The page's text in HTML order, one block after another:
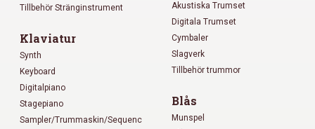
Tillbehör Stränginstrument
Klaviatur
Synth
Keyboard
Digitalpiano
Stagepiano
Sampler/Trummaskin/Sequenc
Akustiska Trumset
Digitala Trumset
Cymbaler
Slagverk
Tillbehör trummor
Blås
Munspel